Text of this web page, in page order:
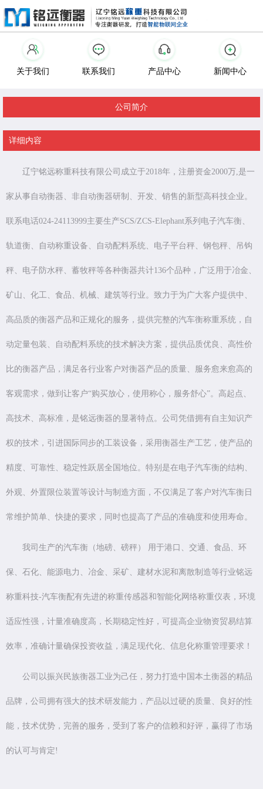
关于我们 联系我们 产品中心 新闻中心
公司简介
详细内容
辽宁铭远称重科技有限公司成立于2018年，注册资金2000万,是一
家从事自动衡器、非自动衡器研制、开发、销售的新型高科技企业。
联系电话024-24113999主要生产SCS/ZCS-Elephant系列电子汽车衡、
轨道衡、自动称重设备、自动配料系统、电子平台秤、钢包秤、吊钩
秤、电子防水秤、蓄牧秤等各种衡器共计136个品种，广泛用于冶金、
矿山、化工、食品、机械、建筑等行业。致力于为广大客户提供中、
高品质的衡器产品和正规化的服务，提供完整的汽车衡称重系统，自
动定量包装、自动配料系统的技术解决方案，提供品质优良、高性价
比的衡器产品，满足各行业客户对衡器产品的质量、服务愈来愈高的
客观需求，做到让客户“购买放心，使用称心，服务舒心”。高起点、
高技术、高标准，是铭远衡器的显著特点。公司凭借拥有自主知识产
权的技术，引进国际同步的工装设备，采用衡器生产工艺，使产品的
精度、可靠性、稳定性跃居全国地位。特别是在电子汽车衡的结构、
外观、外置限位装置等设计与制造方面，不仅满足了客户对汽车衡日
常维护简单、快捷的要求，同时也提高了产品的准确度和使用寿命。
我司生产的汽车衡（地磅、磅秤） 用于港口、交通、食品、环
保、石化、能源电力、冶金、采矿、建材水泥和离散制造等行业铭远
称重科技-汽车衡配有先进的称重传感器和智能化网络称重仪表，环境
适应性强，计量准确度高，长期稳定性好，可提高企业物资贸易结算
效率，准确计量确保投资收益，满足现代化、信息化称重管理要求！
公司以振兴民族衡器工业为己任，努力打造中国本土衡器的精品
品牌，公司拥有强大的技术研发能力，产品以过硬的质量、良好的性
能，技术优势，完善的服务，受到了客户的信赖和好评，赢得了市场
的认可与肯定!